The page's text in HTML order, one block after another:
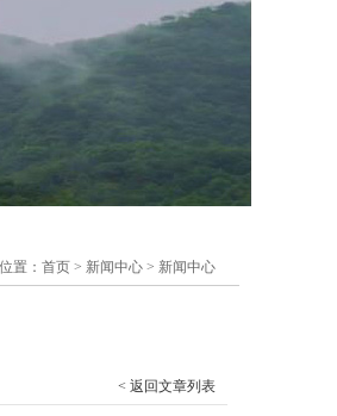
置： 首页 > 新闻中心 > 新闻中心
< 返回文章列表